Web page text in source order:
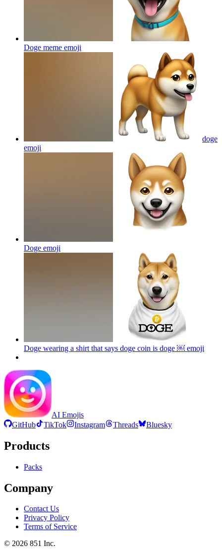
Doge meme emoji
doge
emoji
Doge emoji
Doge wearing a shirt that says doge coin is doge ￼ emoji
AI Emojis
GitHub
TikTok Instagram Threads Bluesky
Products
Packs
Company
Contact Us
Privacy Policy
Terms of Service
© 2026 851 Inc.